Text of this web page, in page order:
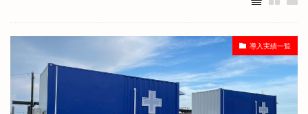
導入実績一覧